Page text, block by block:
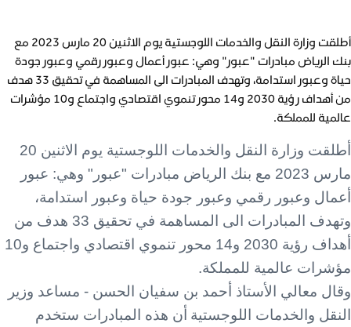
أطلقت وزارة النقل والخدمات اللوجستية يوم الاثنين 20 مارس 2023 مع
بنك الرياض مبادرات "عبور" وهي: عبور أعمال وعبور رقمي وعبور جودة
حياة وعبور استدامة، وتهدف المبادرات الى المساهمة في تحقيق 33 هدف
من أهداف رؤية 2030 و14 محور تنموي اقتصادي واجتماع و10 مؤشرات
عالمية للمملكة.
أطلقت وزارة النقل والخدمات اللوجستية يوم الاثنين 20
مارس 2023 مع بنك الرياض مبادرات "عبور" وهي: عبور
أعمال وعبور رقمي وعبور جودة حياة وعبور استدامة،
وتهدف المبادرات الى المساهمة في تحقيق 33 هدف من
أهداف رؤية 2030 و14 محور تنموي اقتصادي واجتماع و10
مؤشرات عالمية للمملكة.
وقال معالي الأستاذ أحمد بن سفيان الحسن - مساعد وزير
النقل والخدمات اللوجستية أن هذه المبادرات ستخدم